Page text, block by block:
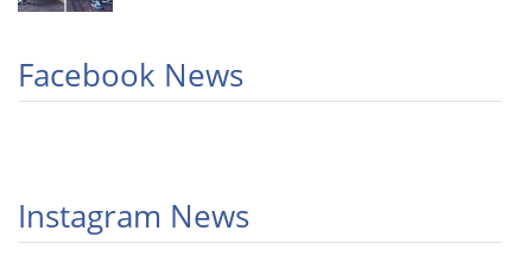
Facebook News
Instagram News